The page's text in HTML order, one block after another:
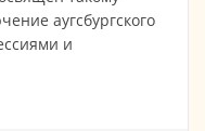
аугсбургского
и